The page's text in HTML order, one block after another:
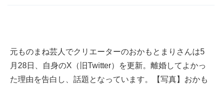
元ものまね芸人でクリエーターのおかもとまりさんは5
月28日、自身のX（旧Twitter）を更新。離婚してよかっ
た理由を告白し、話題となっています。【写真】おかも